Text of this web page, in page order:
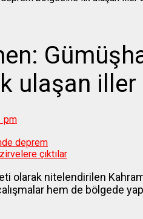
ulaşan iller
pm
deprem
çıktılar
olarak nitelendirilen
hem de bölgede